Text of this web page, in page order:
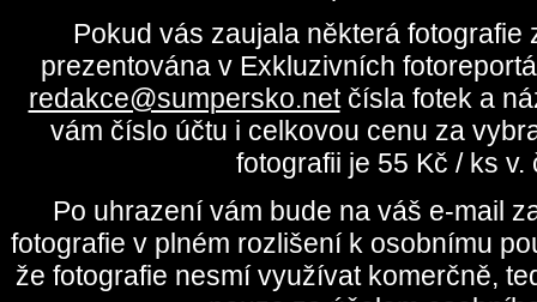
Pokud vás zaujala některá fotografie
prezentována v Exkluzivních
redakce@sumpersko.netčísla fotek a
vám číslo účtu i celkovou cenu za
fotografii je 55 Kč / ks v.
Po uhrazení vám bude na váš e-mail
fotografie v plném rozlišení k osobnímu
že fotografie nesmí využívat komerčně,